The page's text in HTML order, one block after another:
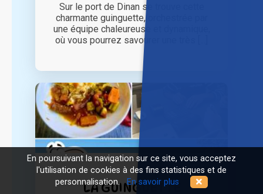
Sur le port de Dinan se trouve cette
charmante guinguette, orchestrée par
une équipe chaleureuse et dynamique,
où vous pourrez savourer une très [...]
LA GUINGUETTE
En poursuivant la navigation sur ce site, vous acceptez
l'utilisation de cookies à des fins statistiques et de
personnalisation.En savoir plus